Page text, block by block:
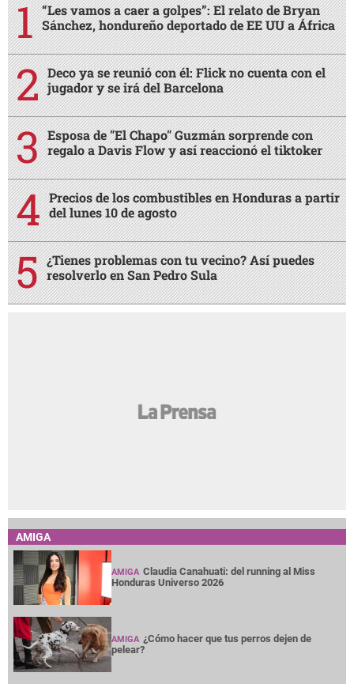
“Les vamos a caer a golpes”: El relato de Bryan
Sánchez, hondureño deportado de EE UU a África
Deco ya se reunió con él: Flick no cuenta con el
jugador y se irá del Barcelona
Esposa de "El Chapo" Guzmán sorprende con
regalo a Davis Flow y así reaccionó el tiktoker
Precios de los combustibles en Honduras a partir
del lunes 10 de agosto
¿Tienes problemas con tu vecino? Así puedes
resolverlo en San Pedro Sula
AMIGA
AMIGA Claudia Canahuati: del running al Miss
Honduras Universo 2026
AMIGA ¿Cómo hacer que tus perros dejen de
pelear?